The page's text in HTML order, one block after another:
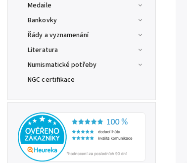
Medaile
Bankovky
Řády a vyznamenání
Literatura
Numismatické potřeby
NGC certifikace